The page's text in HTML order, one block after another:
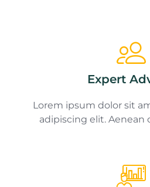
Expert
Lorem ipsum dolor sit
adipiscing elit. Aenean